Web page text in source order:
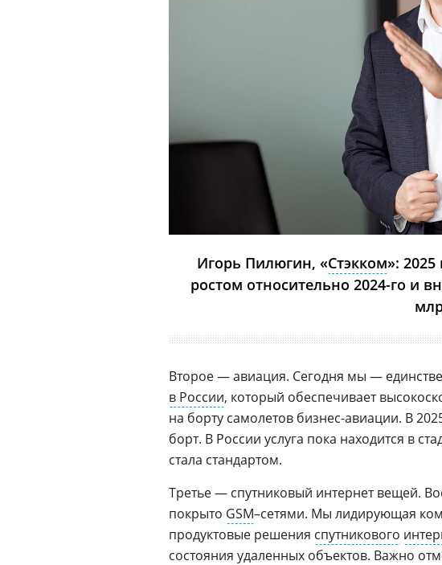
Игорь Пилюгин, «Стэкком»:
ростом относительно 2024-го и
Второе — авиация. Сегодня мы —
в России, который обеспечивает
на борту самолетов бизнес-авиации. В
борт. В России услуга пока находится в
стала стандартом.
Третье — спутниковый интернет вещей.
покрыто GSM–сетями. Мы лидирующая
продуктовые решения спутникового
состояния удаленных объектов. Важно